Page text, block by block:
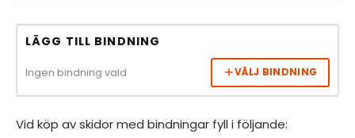
LÄGG TILL BINDNING
Ingen bindning vald VÄLJ BINDNING
Vid köp av skidor med bindningar fyll i följande: